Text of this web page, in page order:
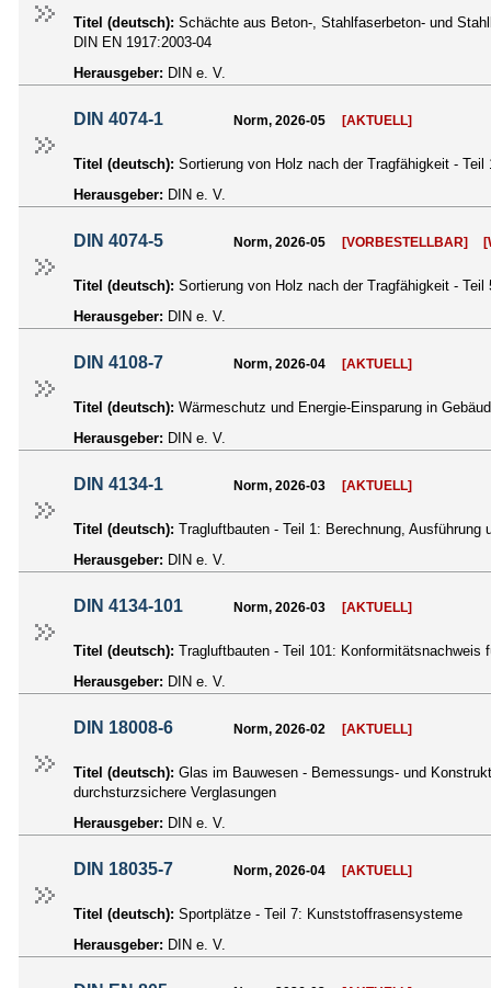
Titel (deutsch): Schächte aus Beton-, Stahlfaserbeton- und
DIN EN 1917:2003-04
Herausgeber: DIN e. V.
DIN 4074-1 Norm, 2026-05 [AKTUELL]
Titel (deutsch): Sortierung von Holz nach der Tragfähigkeit -
Herausgeber: DIN e. V.
DIN 4074-5 Norm, 2026-05 [VORBESTELLBAR]
Titel (deutsch): Sortierung von Holz nach der Tragfähigkeit -
Herausgeber: DIN e. V.
DIN 4108-7 Norm, 2026-04 [AKTUELL]
Titel (deutsch): Wärmeschutz und Energie-Einsparung in
Herausgeber: DIN e. V.
DIN 4134-1 Norm, 2026-03 [AKTUELL]
Titel (deutsch): Tragluftbauten - Teil 1: Berechnung, Ausführung
Herausgeber: DIN e. V.
DIN 4134-101 Norm, 2026-03 [AKTUELL]
Titel (deutsch): Tragluftbauten - Teil 101: Konformitätsnachweis
Herausgeber: DIN e. V.
DIN 18008-6 Norm, 2026-02 [AKTUELL]
Titel (deutsch): Glas im Bauwesen - Bemessungs- und
durchsturzsichere Verglasungen
Herausgeber: DIN e. V.
DIN 18035-7 Norm, 2026-04 [AKTUELL]
Titel (deutsch): Sportplätze - Teil 7: Kunststoffrasensysteme
Herausgeber: DIN e. V.